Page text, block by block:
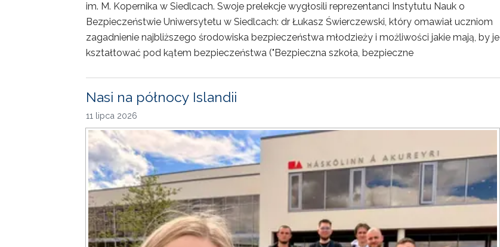
im. M. Kopernika w Siedlcach. Swoje prelekcje wygłosili reprezentanci Instytutu Nauk o
Bezpieczeństwie Uniwersytetu w Siedlcach: dr Łukasz Świerczewski, który omawiał uczniom
zagadnienie najbliższego środowiska bezpieczeństwa młodzieży i możliwości jakie mają, by je
kształtować pod kątem bezpieczeństwa ("Bezpieczna szkoła, bezpieczne
Nasi na północy Islandii
11 lipca 2026